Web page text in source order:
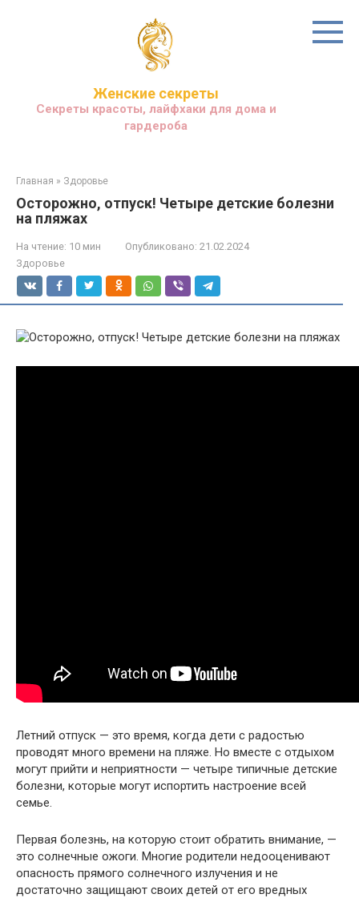
Женские секреты
Секреты красоты, лайфхаки для дома и
гардероба
Главная » Здоровье
Осторожно, отпуск! Четыре детские болезни
на пляжах
На чтение: 10 мин Опубликовано: 21.02.2024
Здоровье
Летний отпуск — это время, когда дети с радостью
проводят много времени на пляже. Но вместе с отдыхом
могут прийти и неприятности — четыре типичные детские
болезни, которые могут испортить настроение всей
семье.
Первая болезнь, на которую стоит обратить внимание, —
это солнечные ожоги. Многие родители недооценивают
опасность прямого солнечного излучения и не
достаточно защищают своих детей от его вредных